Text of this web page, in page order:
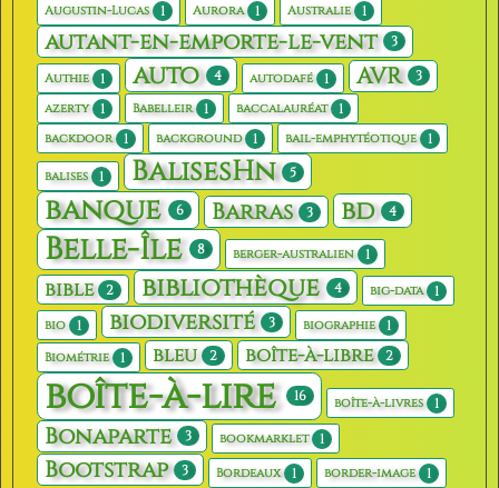
Augustin-Lucas 1 Aurora 1 Australie 1
autant-en-emporte-le-vent 3
Authie 1 auto 4 autodafé 1 AVR 3
azerty 1 Babelleir 1 baccalauréat 1
backdoor 1 background 1 bail-emphytéotique 1
balises 1 BalisesHn 5
banque 6 Barras 3 bd 4
Belle-Île 8 berger-australien 1
bible 2 bibliothèque 4 big-data 1
bio 1 biodiversité 3 biographie 1
Biométrie 1 bleu 2 boîte-à-libre 2
boîte-à-lire 16 boîte-à-livres 1
Bonaparte 3 bookmarklet 1
Bootstrap 3 Bordeaux 1 border-image 1